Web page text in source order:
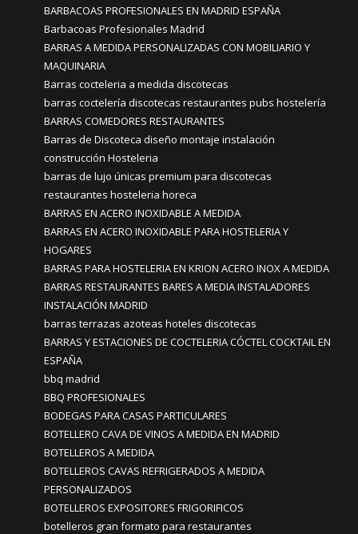
BARBACOAS PROFESIONALES EN MADRID ESPAÑA
Barbacoas Profesionales Madrid
BARRAS A MEDIDA PERSONALIZADAS CON MOBILIARIO Y
MAQUINARIA
Barras cocteleria a medida discotecas
barras coctelería discotecas restaurantes pubs hostelería
BARRAS COMEDORES RESTAURANTES
Barras de Discoteca diseño montaje instalación
construcción Hosteleria
barras de lujo únicas premium para discotecas
restaurantes hosteleria horeca
BARRAS EN ACERO INOXIDABLE A MEDIDA
BARRAS EN ACERO INOXIDABLE PARA HOSTELERIA Y
HOGARES
BARRAS PARA HOSTELERIA EN KRION ACERO INOX A MEDIDA
BARRAS RESTAURANTES BARES A MEDIA INSTALADORES
INSTALACIÓN MADRID
barras terrazas azoteas hoteles discotecas
BARRAS Y ESTACIONES DE COCTELERIA CÓCTEL COCKTAIL EN
ESPAÑA
bbq madrid
BBQ PROFESIONALES
BODEGAS PARA CASAS PARTICULARES
BOTELLERO CAVA DE VINOS A MEDIDA EN MADRID
BOTELLEROS A MEDIDA
BOTELLEROS CAVAS REFRIGERADOS A MEDIDA
PERSONALIZADOS
BOTELLEROS EXPOSITORES FRIGORIFICOS
botelleros gran formato para restaurantes